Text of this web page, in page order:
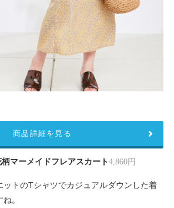
マーメイドフレアスカート4,860円
ットのTシャツでカジュアルダウンした着
。
商品詳細を見る